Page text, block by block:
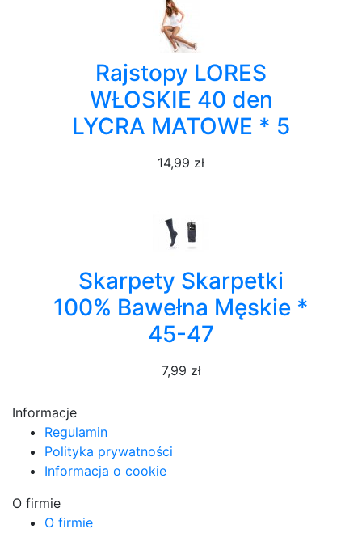
Rajstopy LORES
WŁOSKIE 40 den
LYCRA MATOWE * 5
14,99 zł
Skarpety Skarpetki
100% Bawełna Męskie *
45-47
7,99 zł
Informacje
Regulamin
Polityka prywatności
Informacja o cookie
O firmie
O firmie